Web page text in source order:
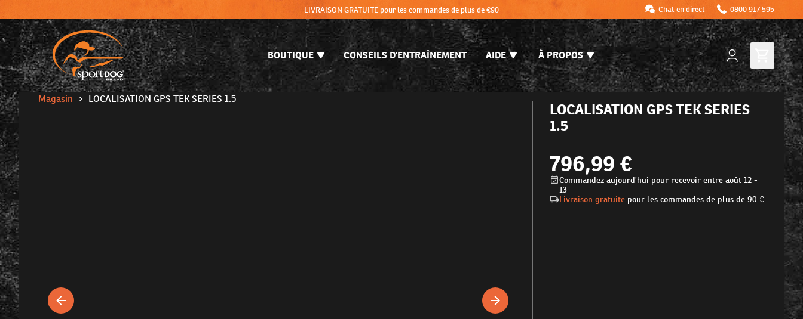
LIVRAISON GRATUITE pour les commandes de plus de €90 Chat en direct 0800 917 595
BOUTIQUE CONSEILS D'ENTRAÎNEMENT AIDE À PROPOS
Magasin LOCALISATION GPS TEK SERIES 1.5
LOCALISATION GPS TEK SERIES
1.5
796,99 €
Commandez aujourd'hui pour recevoir entre août 12 -
13
Livraison gratuitepour les commandes de plus de 90 €